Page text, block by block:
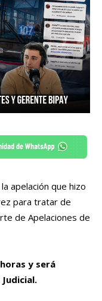
apelación que hizo
para tratar de
de Apelaciones de
y será